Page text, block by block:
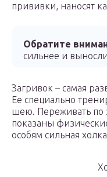
прививки, наносят
Обратите
сильнее и
Загривок – самая
Ее специально
шею. Переживать по
показаны
особям сильная